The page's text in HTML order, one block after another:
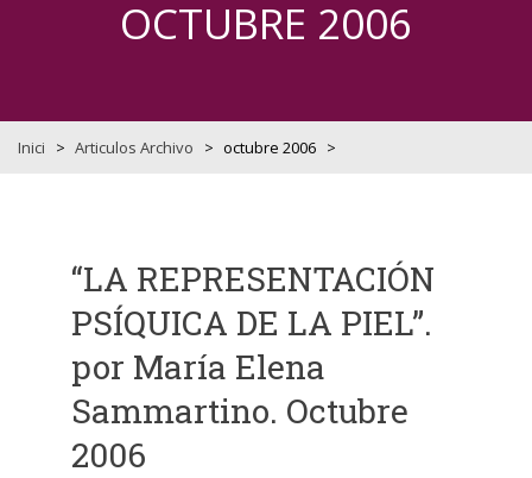
OCTUBRE 2006
Inici > Articulos Archivo > octubre 2006 >
“LA REPRESENTACIÓN
PSÍQUICA DE LA PIEL”.
por María Elena
Sammartino. Octubre
2006